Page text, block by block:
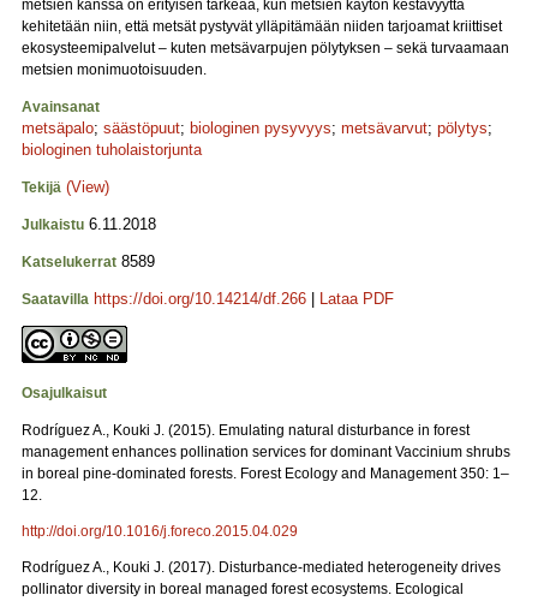
metsien kanssa on erityisen tärkeää, kun metsien käytön kestävyyttä
kehitetään niin, että metsät pystyvät ylläpitämään niiden tarjoamat kriittiset
ekosysteemipalvelut – kuten metsävarpujen pölytyksen – sekä turvaamaan
metsien monimuotoisuuden.
Avainsanat
metsäpalo; säästöpuut; biologinen pysyvyys; metsävarvut; pölytys;
biologinen tuholaistorjunta
Tekijä (View)
Julkaistu 6.11.2018
Katselukerrat 8589
Saatavilla https://doi.org/10.14214/df.266 Lataa PDF
Osajulkaisut
Rodríguez A., Kouki J. (2015). Emulating natural disturbance in forest
management enhances pollination services for dominant Vaccinium shrubs
in boreal pine-dominated forests. Forest Ecology and Management 350: 1–
12.
http://doi.org/10.1016/j.foreco.2015.04.029
Rodríguez A., Kouki J. (2017). Disturbance-mediated heterogeneity drives
pollinator diversity in boreal managed forest ecosystems. Ecological